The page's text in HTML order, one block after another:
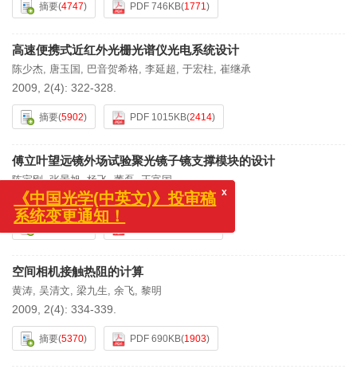
摘要(4747) PDF 746KB(1771)
高速便携式近红外光栅光谱仪光电系统设计
陈少杰, 唐玉国 , 巴音贺希格, 李延超, 于宏柱, 崔继承
2009, 2(4): 322-328.
摘要(5902) PDF 1015KB(2414)
傅立叶望远镜外场试验聚光镜子镜支撑模块的设计
陈宝刚,张景旭,杨飞,董磊,王富国
2009, 2(4): 329-333.
空间相机接触热阻的计算
黄涛, 吴清文, 梁九生, 余飞, 黎明
2009, 2(4): 334-339.
摘要(5370) PDF 690KB(1903)
《中国光学(中英文)》投审稿
系统变更通知！